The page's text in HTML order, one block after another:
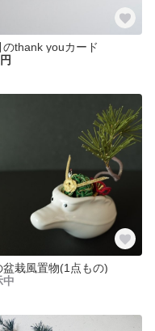
のthank youカード
盆栽風置物(1点もの)
中